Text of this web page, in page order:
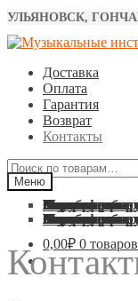
УЛЬЯНОВСК,
Перейти
навигации
Перейти
содержимому
Доставка
Оплата
Гарантия
Возврат
Контакты
Искать:
Меню
Акустические
Классические
Электро
Бас гитары
Укулеле
Синтезаторы
Барабаны
Микрофоны
Звуковое
Струны
Аксессуары
Акустические
Классические
Электро
Бас гитары
Укулеле
Синтезаторы
Барабаны
Микрофоны
Звуковое
Струны
Аксессуары
0,00₽ 0 товаров